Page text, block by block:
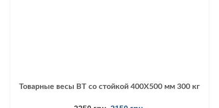
Товарные весы ВТ со стойкой 400Х500 мм 300 кг